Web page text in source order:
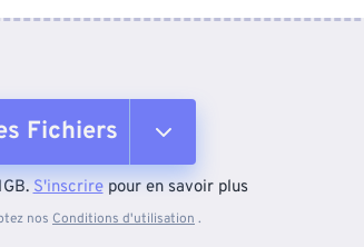
Fichiers
S'inscrirepour en savoir plus
nos Conditions d'utilisation .